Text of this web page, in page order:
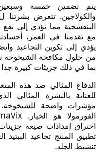
يتم تضمين خمسة
البنفسجية مما يؤدي إلى
مع تقدمنا ​​في العمر،
يؤدي إلى تكوين التجاعيد
من حلول مكافحة الشيخوخة
بما في ذلك جزيئات كبيرة جدا
الدفاع المثالي ضد هذه
للعناية بالبشرة
اختراق إمدادات صيغة
تطبيق المنتج تجاعيد
تنشيط الجلد.